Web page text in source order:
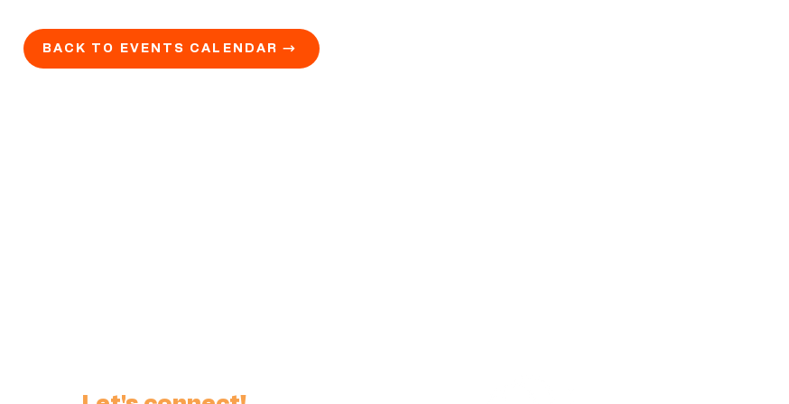
BACK TO EVENTS CALENDAR →